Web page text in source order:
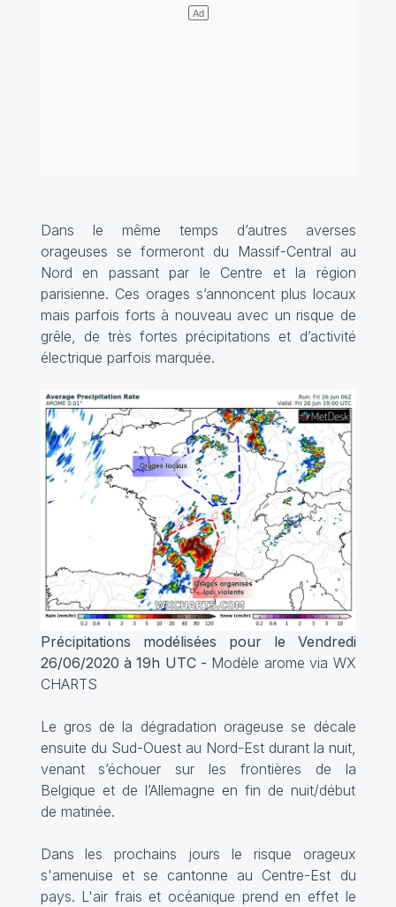
Dans le même temps d’autres averses
orageuses se formeront du Massif-Central au
Nord en passant par le Centre et la région
parisienne. Ces orages s’annoncent plus locaux
mais parfois forts à nouveau avec un risque de
grêle, de très fortes précipitations et d’activité
électrique parfois marquée.
Précipitations modélisées pour le Vendredi
26/06/2020 à 19h UTC - Modèle arome via WX
CHARTS
Le gros de la dégradation orageuse se décale
ensuite du Sud-Ouest au Nord-Est durant la nuit,
venant s’échouer sur les frontières de la
Belgique et de l’Allemagne en fin de nuit/début
de matinée.
Dans les prochains jours le risque orageux
s'amenuise et se cantonne au Centre-Est du
pays. L'air frais et océanique prend en effet le